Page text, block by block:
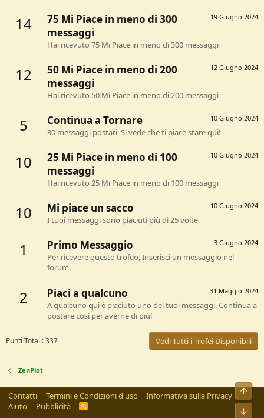
14 19 Giugno 2024
75 Mi Piace in meno di 300
messaggi
Hai ricevuto 75 Mi Piace in meno di 300 messaggi
12 12 Giugno 2024
50 Mi Piace in meno di 200
messaggi
Hai ricevuto 50 Mi Piace in meno di 200 messaggi
5 10 Giugno 2024
Continua a Tornare
30 messaggi postati. Si vede che ti piace stare qui!
10 10 Giugno 2024
25 Mi Piace in meno di 100
messaggi
Hai ricevuto 25 Mi Piace in meno di 100 messaggi
10 10 Giugno 2024
Mi piace un sacco
I tuoi messaggi sono piaciuti più di 25 volte.
1 3 Giugno 2024
Primo Messaggio
Per ricevere questo trofeo, Inserisci un messaggio nel
forum.
2 31 Maggio 2024
Piaci a qualcuno
A qualcuno qui è piaciuto uno dei tuoi messaggi. Continua a
postare così per averne di più!
Punti Totali: 337 Vedi Tutti i Trofei Disponibili
ZenPlot
Contatti Termini e Condizioni d'uso
Informativa sulla Privacy
Aiuto
Pubblicità
R
Alto